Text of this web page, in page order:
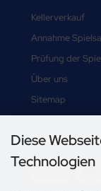
Kellerverkauf
Annahme
Prüfung der
Über uns
Sitemap
Diese
Technologien